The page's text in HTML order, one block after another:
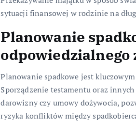
sytuacji finansowej w rodzinie na
Planowanie
Planowanie spadkowe jest
Sporządzenie testamentu oraz
darowizny czy umowy dożywocia,
ryzyka konfliktów między